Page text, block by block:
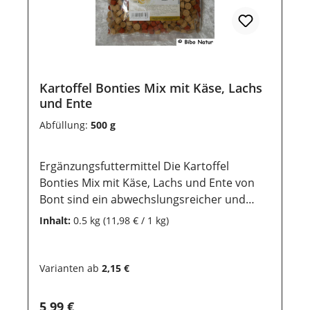
Emulgator Lagerung:Damit unsere
Produkte auch nach dem Kauf noch lange
haltbar bleiben, ist eine trockene und
geschützt werden, damit die wertvollen
Inhaltsstoffe lange erhalten bleiben.
Kartoffel Bonties Mix mit Käse, Lachs
und Ente
Abfüllung: 500 g
Ergänzungsfuttermittel Die Kartoffel
Bonties Mix mit Käse, Lachs und Ente von
Bont sind ein abwechslungsreicher und
schmackhafter Snack für Hunde. Diese
Käse, Lachs und Ente, die deinem Hund eine
eine interessante Geschmackserfahrung
Inhalt: 0.5 kg (11,98 € / 1 kg)
Varianten ab 2,15 €
Regulärer Preis: